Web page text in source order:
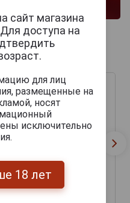
GURKHA
сайт магазина
Для доступа на
для лиц
размещенные на
носят
исключительно
18 лет